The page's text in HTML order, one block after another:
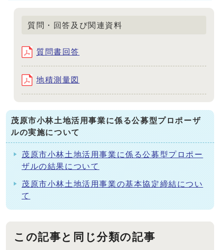
質問・回答及び関連資料
質問書回答
地積測量図
茂原市小林土地活用事業に係る公募型プロポーザ
ルの実施について
茂原市小林土地活用事業に係る公募型プロポー
ザルの結果について
茂原市小林土地活用事業の基本協定締結につい
て
この記事と同じ分類の記事